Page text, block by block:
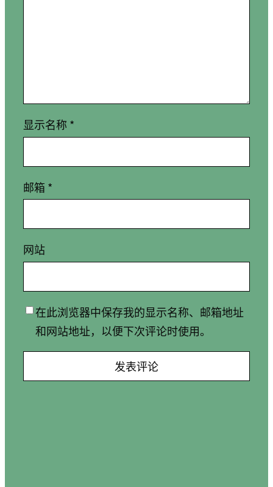
显示名称 *
邮箱 *
网站
在此浏览器中保存我的显示名称、邮箱地址
和网站地址，以便下次评论时使用。